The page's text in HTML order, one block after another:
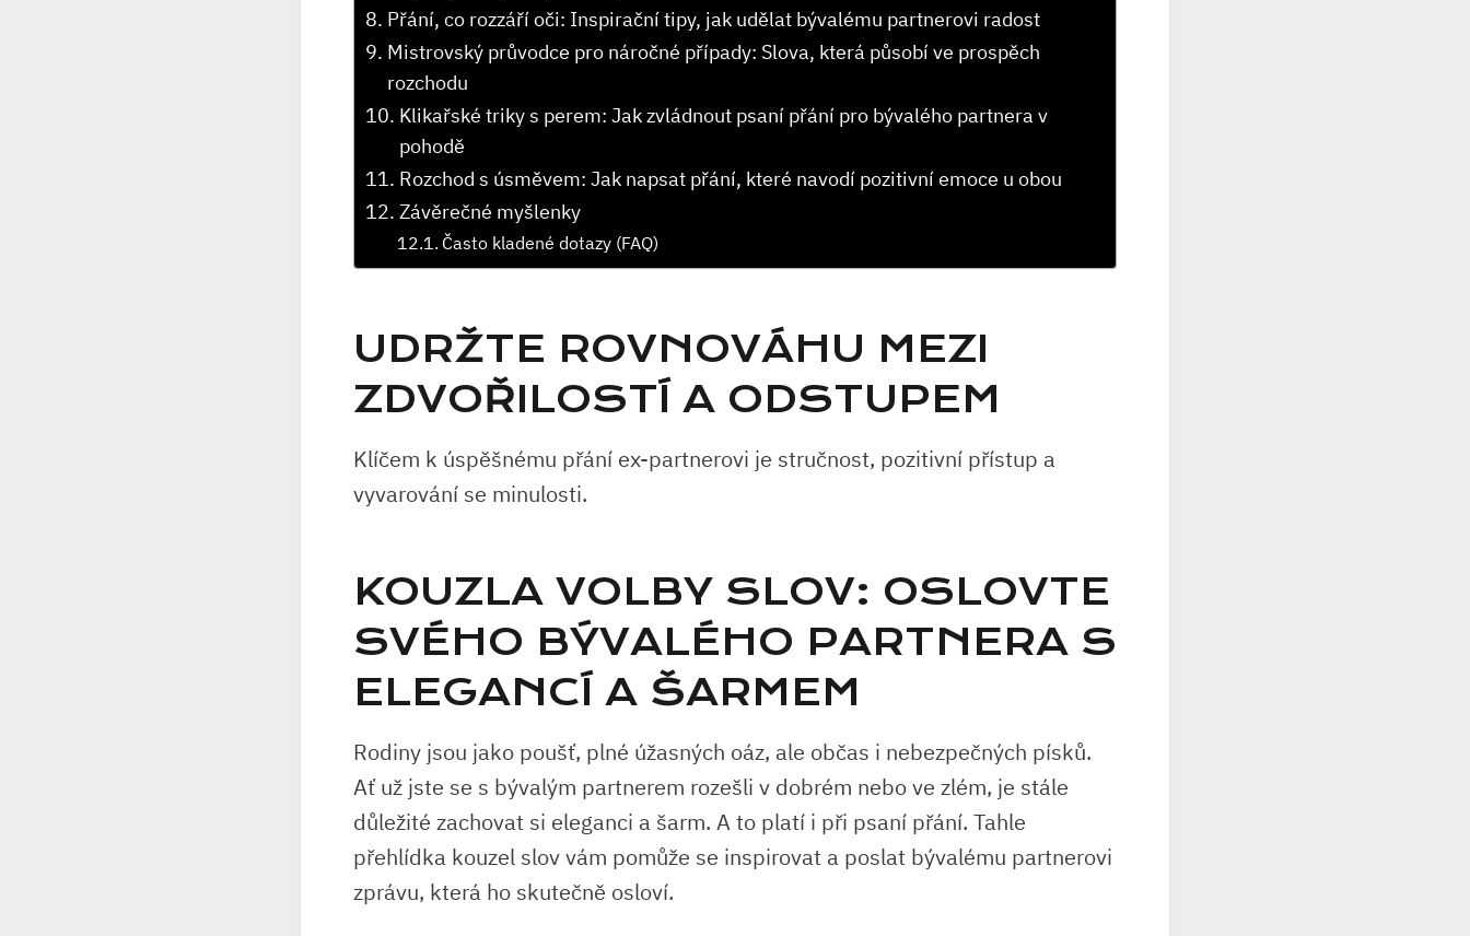
Přání,‍ co ⁢rozzáří oči: Inspirační tipy,​ jak udělat bývalému⁢ partnerovi radost
Mistrovský ⁣průvodce pro ⁣náročné případy: ⁣Slova, která působí ⁣ve prospěch
rozchodu
Klikařské triky s perem: Jak zvládnout psaní⁤ přání pro bývalého partnera​ v
⁣pohodě
Rozchod s úsměvem: Jak napsat přání, které ⁤navodí pozitivní emoce ​u obou
Závěrečné myšlenky
Často kladené dotazy (FAQ)
UDRŽTE ROVNOVÁHU MEZI
ZDVOŘILOSTÍ A ODSTUPEM
Klíčem k úspěšnému přání ex-partnerovi je stručnost, pozitivní přístup a
vyvarování se minulosti.
KOUZLA⁣ VOLBY SLOV: OSLOVTE
SVÉHO‍ BÝVALÉHO PARTNERA S
ELEGANCÍ A ŠARMEM
Rodiny jsou jako poušť, plné⁤ úžasných oáz, ​ale ​občas ⁣i nebezpečných písků.
Ať už ‍jste‍ se s bývalým partnerem rozešli v​ dobrém nebo ve ⁢zlém, je stále
‍důležité⁢ zachovat si ‍eleganci a šarm. A to platí⁤ i​ při psaní přání.‌ Tahle
přehlídka kouzel slov vám‌ pomůže se inspirovat a‌ poslat bývalému partnerovi
zprávu, která ho‍ skutečně ‌osloví.